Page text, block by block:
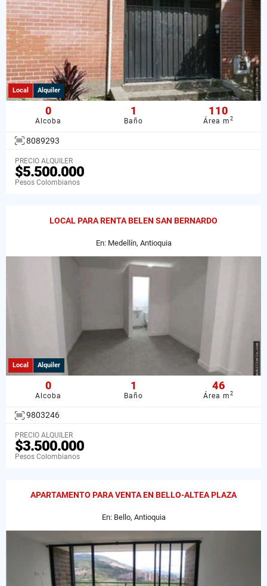
Local Alquiler
0
Alcoba
1
Baño
110
Área m2
8089293
PRECIO ALQUILER
$5.500.000
Pesos Colombianos
LOCAL PARA RENTA BELEN SAN BERNARDO
En: Medellín, Antioquia
Local Alquiler
0
Alcoba
1
Baño
46
Área m2
9803246
PRECIO ALQUILER
$3.500.000
Pesos Colombianos
APARTAMENTO PARA VENTA EN BELLO-ALTEA PLAZA
En: Bello, Antioquia